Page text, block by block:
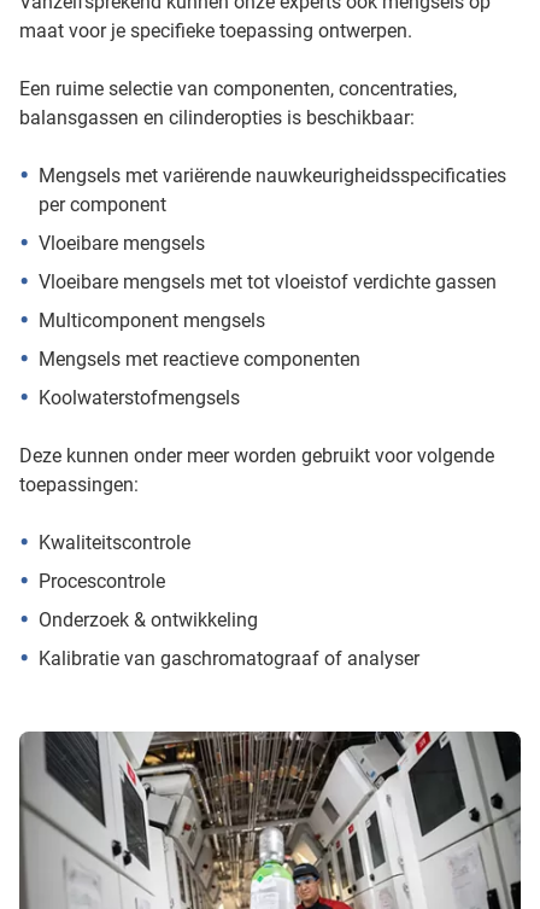
maat voor je specifieke toepassing ontwerpen.
Een ruime selectie van componenten, concentraties,
balansgassen en cilinderopties is beschikbaar:
Mengsels met variërende nauwkeurigheidsspecificaties
per component
Vloeibare mengsels
Vloeibare mengsels met tot vloeistof verdichte gassen
Multicomponent mengsels
Mengsels met reactieve componenten
Koolwaterstofmengsels
Deze kunnen onder meer worden gebruikt voor volgende
toepassingen:
Kwaliteitscontrole
Procescontrole
Onderzoek & ontwikkeling
Kalibratie van gaschromatograaf of analyser